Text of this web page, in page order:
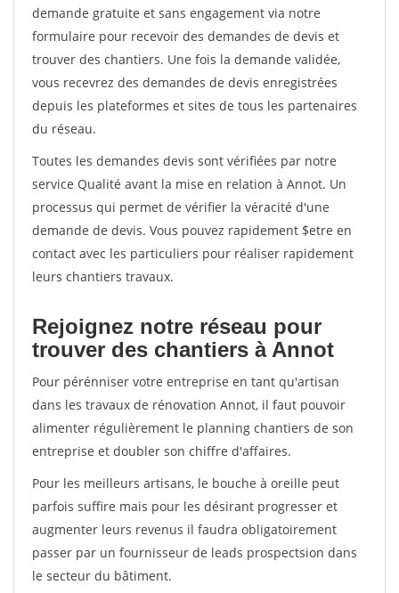
demande gratuite et sans engagement via notre
formulaire pour recevoir des demandes de devis et
trouver des chantiers. Une fois la demande validée,
vous recevrez des demandes de devis enregistrées
depuis les plateformes et sites de tous les partenaires
du réseau.
Toutes les demandes devis sont vérifiées par notre
service Qualité avant la mise en relation à Annot. Un
processus qui permet de vérifier la véracité d'une
demande de devis. Vous pouvez rapidement $etre en
contact avec les particuliers pour réaliser rapidement
leurs chantiers travaux.
Rejoignez notre réseau pour
trouver des chantiers à Annot
Pour pérénniser votre entreprise en tant qu'artisan
dans les travaux de rénovation Annot, il faut pouvoir
alimenter régulièrement le planning chantiers de son
entreprise et doubler son chiffre d'affaires.
Pour les meilleurs artisans, le bouche à oreille peut
parfois suffire mais pour les désirant progresser et
augmenter leurs revenus il faudra obligatoirement
passer par un fournisseur de leads prospectsion dans
le secteur du bâtiment.